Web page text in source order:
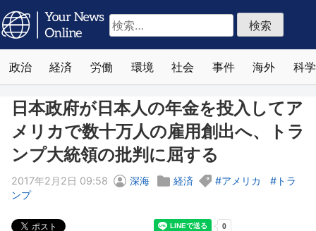
検
索:
政治 経済 労働 環境 社会 事件 海外 科学
日本政府が日本人の年金を投入してア
メリカで数十万人の雇用創出へ、トラ
ンプ大統領の批判に屈する
2017年2月2日 09:58 深海 経済 アメリカ
トラ
ンプ